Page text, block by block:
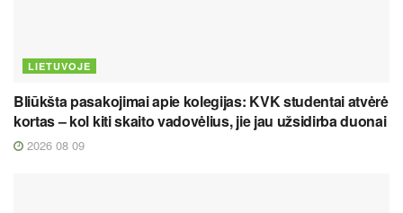
LIETUVOJE
Bliūkšta pasakojimai apie kolegijas: KVK studentai atvėrė
kortas – kol kiti skaito vadovėlius, jie jau užsidirba duonai
2026 08 09